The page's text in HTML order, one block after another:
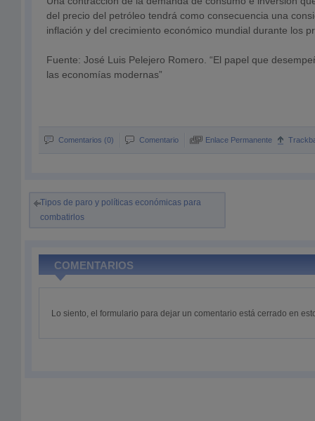
del precio del petróleo tendrá como consecuencia una
inflación y del crecimiento económico mundial durante los
Fuente: José Luis Pelejero Romero. “El papel que
las economías modernas”
Comentarios (0) Comentario Enlace Permanente
Tipos de paro y políticas económicas para
combatirlos
COMENTARIOS
Lo siento, el formulario para dejar un comentario está cerrado en